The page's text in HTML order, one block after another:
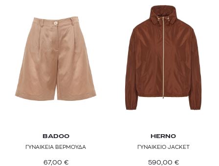
BADOO
ΓΥΝΑΙΚΕΙΑ ΒΕΡΜΟΥΔΑ
67,00 €
HERNO
ΓΥΝΑΙΚΕΙΟ JACKET
590,00 €